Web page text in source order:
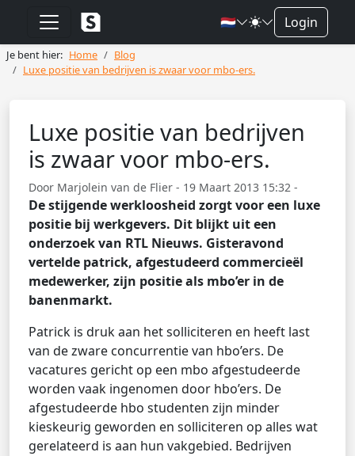
🇳🇱 Login
Je bent hier: Home
Blog
Luxe positie van bedrijven is zwaar voor mbo-ers.
Luxe positie van bedrijven
is zwaar voor mbo-ers.
Door Marjolein van de Flier - 19 Maart 2013 15:32 -
De stijgende werkloosheid zorgt voor een luxe
positie bij werkgevers. Dit blijkt uit een
onderzoek van RTL Nieuws. Gisteravond
vertelde patrick, afgestudeerd commercieël
medewerker, zijn positie als mbo’er in de
banenmarkt.
Patrick is druk aan het solliciteren en heeft last
van de zware concurrentie van hbo’ers. De
vacatures gericht op een mbo afgestudeerde
worden vaak ingenomen door hbo’ers. De
afgestudeerde hbo studenten zijn minder
kieskeurig geworden en solliciteren op alles wat
gerelateerd is aan hun vakgebied. Bedrijven